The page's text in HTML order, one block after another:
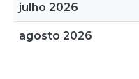
julho 2026
agosto 2026